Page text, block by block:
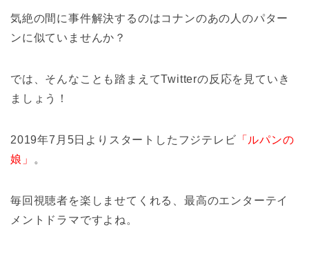
気絶の間に事件解決するのはコナンのあの人のパター
ンに似ていませんか？
では、そんなことも踏まえてTwitterの反応を見ていき
ましょう！
2019年7月5日よりスタートしたフジテレビ 「ルパンの
娘」
。
毎回視聴者を楽しませてくれる、最高のエンターテイ
メントドラマですよね。